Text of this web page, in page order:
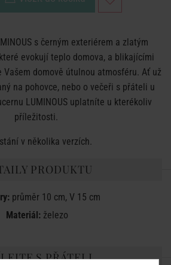
s černým exteriérem a zlatým
evokují teplo domova, a blikajícími
Vašem domově útulnou atmosféru. Ať už
na pohovce, nebo o večeři s přáteli u
LUMINOUS uplatníte u kterékoliv
příležitosti.
v několika verzích.
PRODUKTU
průměr 10 cm, V 15 cm
Materiál: železo
S PŘÁTELI